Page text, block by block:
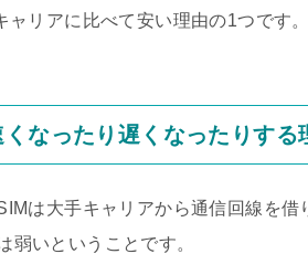
リアに比べて安い理由の1つです。
なったり遅くなったりする
は大手キャリアから通信回線を借
弱いということです。